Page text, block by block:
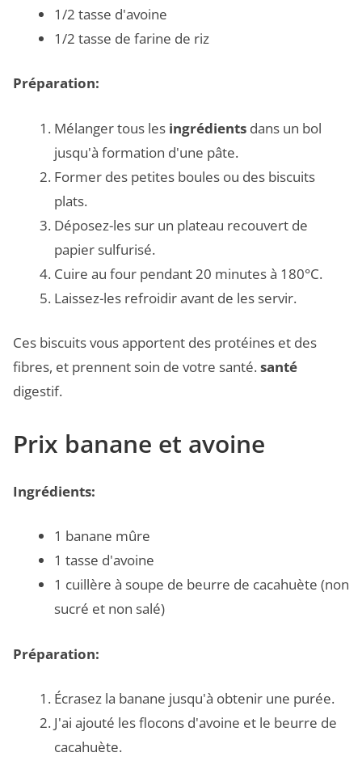
1/2 tasse d'avoine
1/2 tasse de farine de riz
Préparation:
Mélanger tous les ingrédients dans un bol
jusqu'à formation d'une pâte.
Former des petites boules ou des biscuits
plats.
Déposez-les sur un plateau recouvert de
papier sulfurisé.
Cuire au four pendant 20 minutes à 180°C.
Laissez-les refroidir avant de les servir.
Ces biscuits vous apportent des protéines et des
fibres, et prennent soin de votre santé.santé
digestif.
Prix banane et avoine
Ingrédients:
1 banane mûre
1 tasse d'avoine
1 cuillère à soupe de beurre de cacahuète (non
sucré et non salé)
Préparation:
Écrasez la banane jusqu'à obtenir une purée.
J'ai ajouté les flocons d'avoine et le beurre de
cacahuète.